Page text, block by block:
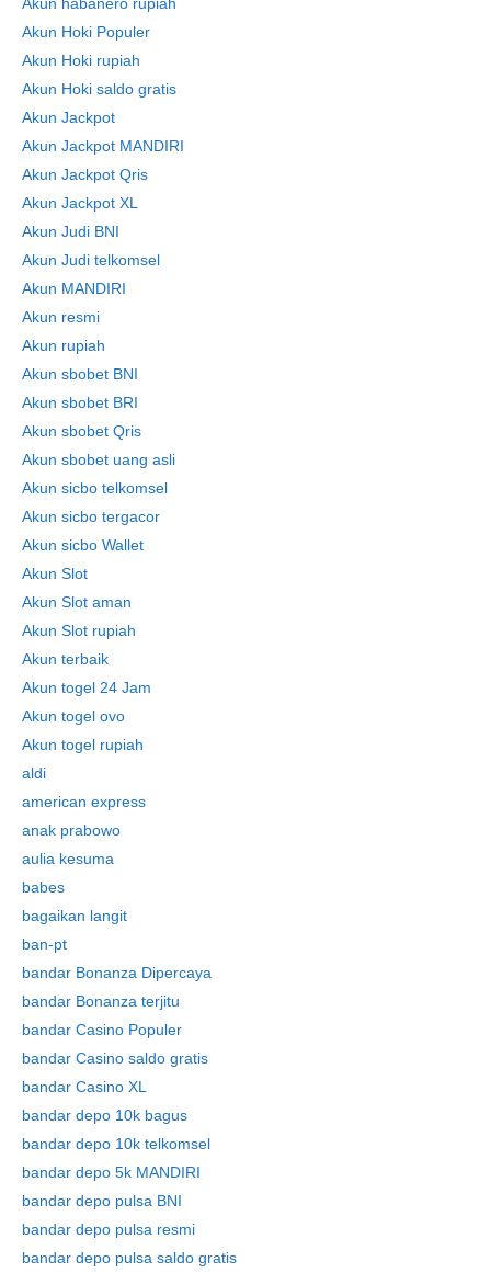
Akun habanero rupiah
Akun Hoki Populer
Akun Hoki rupiah
Akun Hoki saldo gratis
Akun Jackpot
Akun Jackpot MANDIRI
Akun Jackpot Qris
Akun Jackpot XL
Akun Judi BNI
Akun Judi telkomsel
Akun MANDIRI
Akun resmi
Akun rupiah
Akun sbobet BNI
Akun sbobet BRI
Akun sbobet Qris
Akun sbobet uang asli
Akun sicbo telkomsel
Akun sicbo tergacor
Akun sicbo Wallet
Akun Slot
Akun Slot aman
Akun Slot rupiah
Akun terbaik
Akun togel 24 Jam
Akun togel ovo
Akun togel rupiah
aldi
american express
anak prabowo
aulia kesuma
babes
bagaikan langit
ban-pt
bandar Bonanza Dipercaya
bandar Bonanza terjitu
bandar Casino Populer
bandar Casino saldo gratis
bandar Casino XL
bandar depo 10k bagus
bandar depo 10k telkomsel
bandar depo 5k MANDIRI
bandar depo pulsa BNI
bandar depo pulsa resmi
bandar depo pulsa saldo gratis